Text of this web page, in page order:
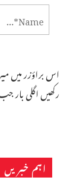
اس براؤزر میں
رکھیں اگلی بار
اہم خبریں